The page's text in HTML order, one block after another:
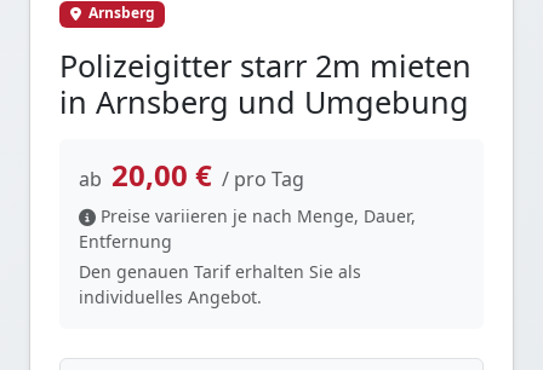
Arnsberg
Polizeigitter starr 2m mieten
in Arnsberg und Umgebung
ab 20,00 € / pro Tag
Preise variieren je nach Menge, Dauer,
Entfernung
Den genauen Tarif erhalten Sie als
individuelles Angebot.